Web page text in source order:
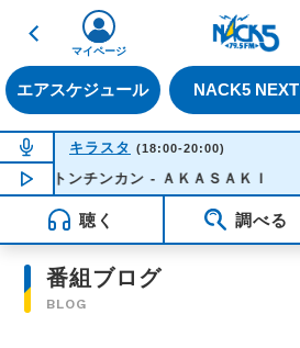
戻る
エアスケジュール NACK5 NEXT
マイページ
NOW ON AIR
キラスタ (18:00-20:00)
NOW PLAYING18:50
トンチンカン - ＡＫＡＳＡＫＩ
聴く 調べる
番組ブログ
BLOG